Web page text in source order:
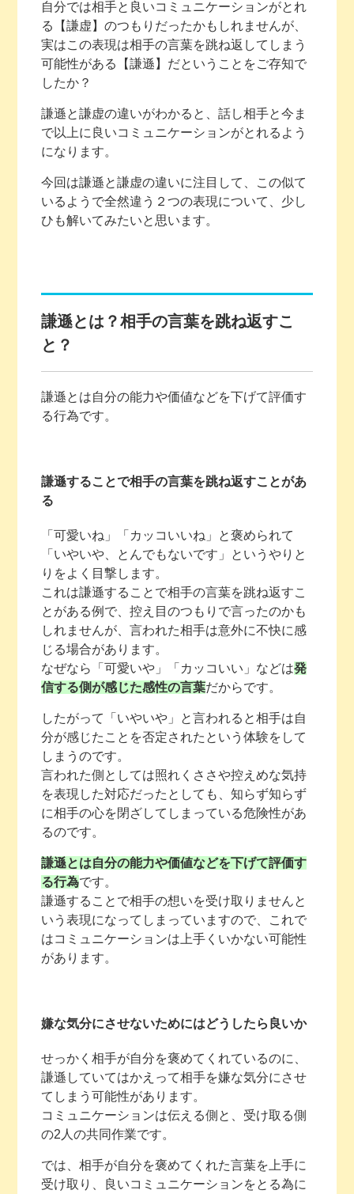
自分では相手と良いコミュニケーションがとれ
る【謙虚】のつもりだったかもしれませんが、
実はこの表現は相手の言葉を跳ね返してしまう
可能性がある【謙遜】だということをご存知で
したか？
謙遜と謙虚の違いがわかると、話し相手と今ま
で以上に良いコミュニケーションがとれるよう
になります。
今回は謙遜と謙虚の違いに注目して、この似て
いるようで全然違う２つの表現について、少し
ひも解いてみたいと思います。
謙遜とは？相手の言葉を跳ね返すこ
と？
謙遜とは自分の能力や価値などを下げて評価す
る行為です。
謙遜することで相手の言葉を跳ね返すことがあ
る
「可愛いね」「カッコいいね」と褒められて
「いやいや、とんでもないです」というやりと
りをよく目撃します。
これは謙遜することで相手の言葉を跳ね返すこ
とがある例で、控え目のつもりで言ったのかも
しれませんが、言われた相手は意外に不快に感
じる場合があります。
なぜなら「可愛いや」「カッコいい」などは発
信する側が感じた感性の言葉だからです。
したがって「いやいや」と言われると相手は自
分が感じたことを否定されたという体験をして
しまうのです。
言われた側としては照れくささや控えめな気持
を表現した対応だったとしても、知らず知らず
に相手の心を閉ざしてしまっている危険性があ
るのです。
謙遜とは自分の能力や価値などを下げて評価す
る行為です。
謙遜することで相手の想いを受け取りませんと
いう表現になってしまっていますので、これで
はコミュニケーションは上手くいかない可能性
があります。
嫌な気分にさせないためにはどうしたら良いか
せっかく相手が自分を褒めてくれているのに、
謙遜していてはかえって相手を嫌な気分にさせ
てしまう可能性があります。
コミュニケーションは伝える側と、受け取る側
の2人の共同作業です。
では、相手が自分を褒めてくれた言葉を上手に
受け取り、良いコミュニケーションをとる為に